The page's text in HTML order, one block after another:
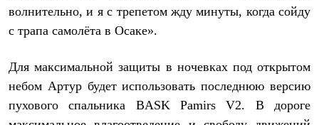
Мужская обувь
Ботинки
Гамаши и бахилы
Гамаши
Тапочки и чуни
волнительно, и я с трепетом жду минуты, когда сойду
с трапа самолёта в Осаке».
Для максимальной защиты в ночевках под открытом
небом Артур будет использовать последнюю версию
пухового спальника
BASK
Pamirs V2. В дороге